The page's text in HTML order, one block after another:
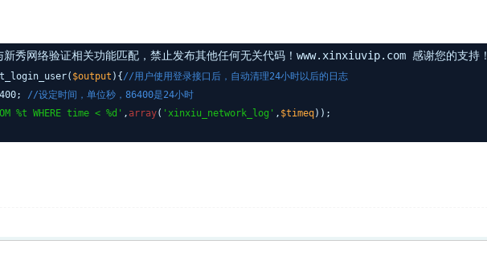
新秀网络验证相关功能匹配，禁止发布其他任何无关代码！www.xinxiuvip.com 感谢您的支持！
$output ){ //用户使用登录接口后，自动清理24小时以后的日志
//设定时间，单位秒，86400是24小时
%t WHERE time < %d' , array( 'xinxiu_network_log' , $timeq));